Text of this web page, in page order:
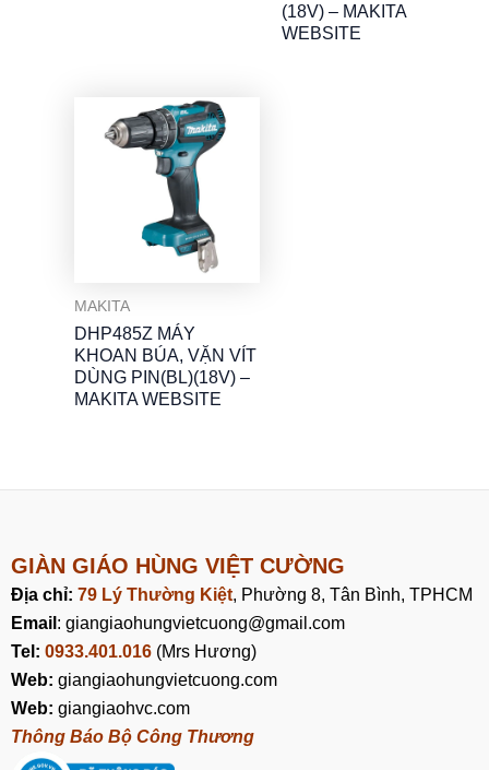
(18V) – MAKITA
WEBSITE
MAKITA
DHP485Z MÁY
KHOAN BÚA, VẶN VÍT
DÙNG PIN(BL)(18V) –
MAKITA WEBSITE
GIÀN GIÁO HÙNG VIỆT CƯỜNG
Địa chỉ: 79 Lý Thường Kiệt, Phường 8, Tân Bình, TPHCM
Email : giangiaohungvietcuong@gmail.com
Tel: 0933.401.016 (Mrs Hương)
Web: giangiaohungvietcuong.com
Web: giangiaohvc.com
Thông Báo Bộ Công Thương